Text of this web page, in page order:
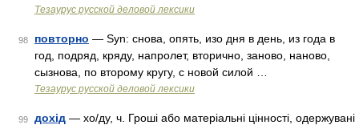
Тезаурус русской деловой лексики
98 повторно — Syn: снова, опять, изо дня в день, из года в
год, подряд, кряду, напролет, вторично, заново, наново,
сызнова, по второму кругу, с новой силой …
Тезаурус русской деловой лексики
99 дохід — хо/ду, ч. Гроші або матеріальні цінності, одержувані